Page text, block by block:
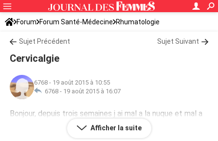
Forum Forum Santé-Médecine Rhumatologie
Sujet Précédent Sujet Suivant
Cervicalgie
6768 - 19 août 2015 à 10:55
6768 - 19 août 2015 à 16:07
Bonjour, depuis trois semaines j ai mal a la nuque et mal a
la tete que faire je souffre d une cervicalgie et d un
acromio claviculaire merci de me répondre
Afficher la suite